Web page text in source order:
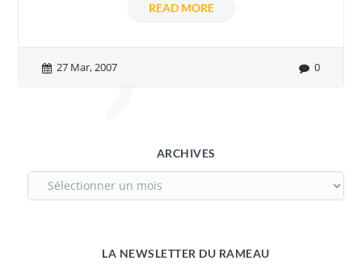
READ MORE
27 Mar, 2007 0
ARCHIVES
LA NEWSLETTER DU RAMEAU